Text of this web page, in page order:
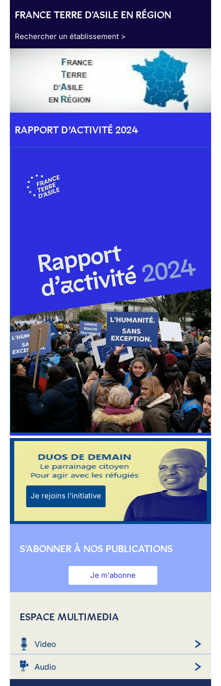
FRANCE TERRE D'ASILE EN RÉGION
Rechercher un établissement >
RAPPORT D’ACTIVITÉ 2024
Je rejoins l'initiative
S'ABONNER À NOS PUBLICATIONS
Je m'abonne
ESPACE MULTIMEDIA
Video
Audio